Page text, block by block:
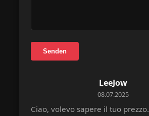
Senden
LeeJow
08.07.2025
Ciao, volevo sapere il tuo prezzo.